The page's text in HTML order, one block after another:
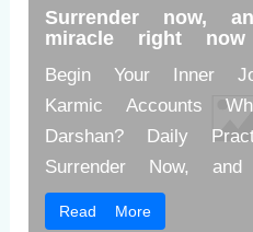
Surrender now,
miracle right now
Begin Your Inner
Karmic Accounts
Darshan?
Daily
Surrender Now,
Read More